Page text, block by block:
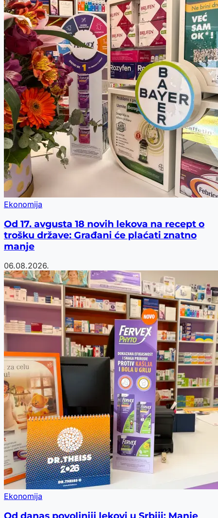
Ekonomija
Od 17. avgusta 18 novih lekova na recept o
trošku države: Građani će plaćati znatno
manje
06.08.2026.
Ekonomija